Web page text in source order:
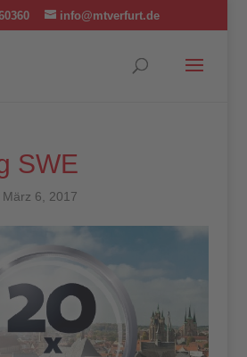
info@mtverfurt.de
SWE
März 6, 2017